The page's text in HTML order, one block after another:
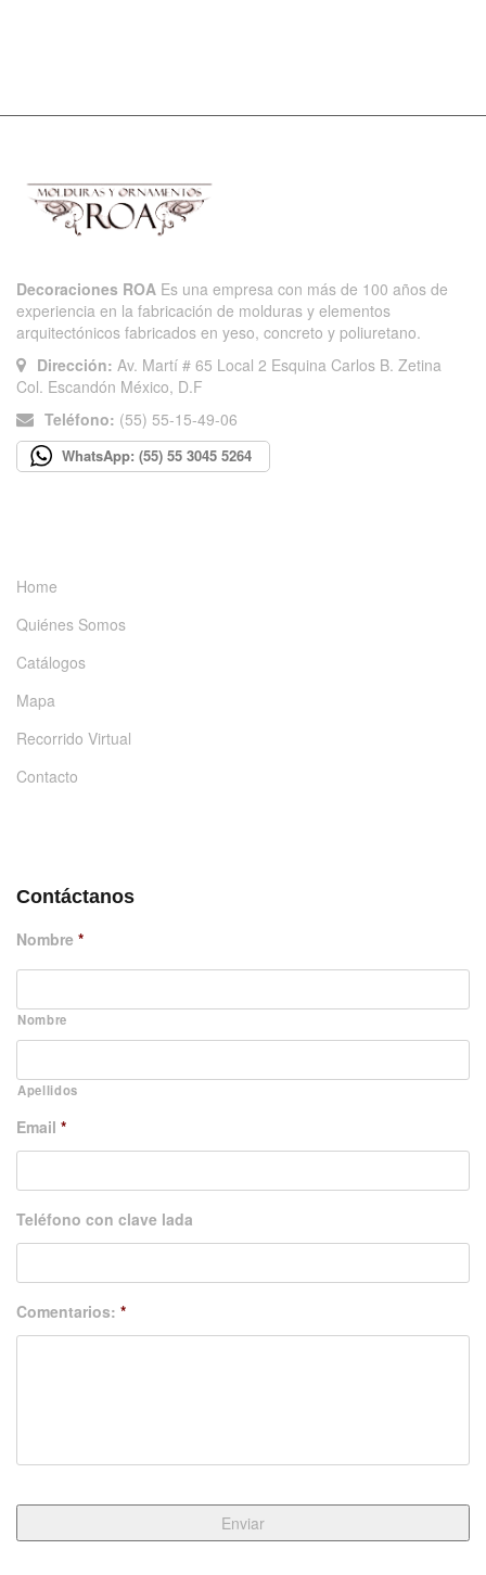
Decoraciones ROA Es una empresa con más de 100 años de
experiencia en la fabricación de molduras y elementos
arquitectónicos fabricados en yeso, concreto y poliuretano.
Dirección: Av. Martí # 65 Local 2 Esquina Carlos B. Zetina
Col. Escandón México, D.F
Teléfono: (55) 55-15-49-06
WhatsApp: (55) 55 3045 5264
Home
Quiénes Somos
Catálogos
Mapa
Recorrido Virtual
Contacto
Contáctanos
Nombre *
Nombre
Apellidos
Email *
Teléfono con clave lada
Comentarios: *